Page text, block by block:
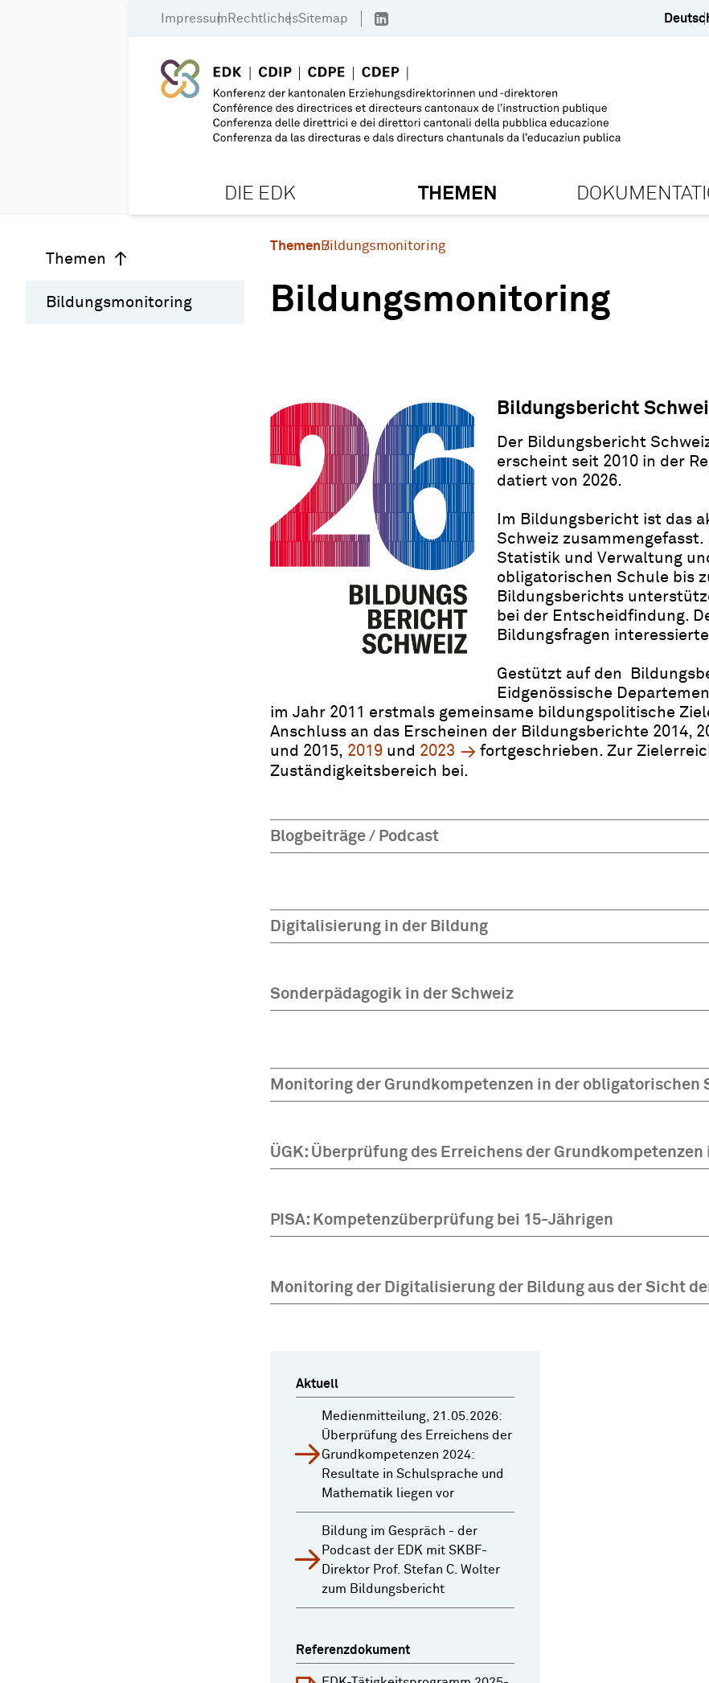
Impressum RechtlichesSitemap
DIE EDK THEMEN
Themen
Bildungsmonitoring
Themen Bildungsmonitoring
Bildungsmonitoring
Bildungsbericht
Der Bildungsbericht
erscheint seit 2010 in der
datiert von 2026.
Im Bildungsbericht ist das
Schweiz
Statistik und Verwaltung
obligatorischen Schule bis
Bildungsberichts
bei der Entscheidfindung.
Bildungsfragen
Gestützt auf den
Eidgenössische
im Jahr 2011 erstmals gemeinsame bildungspolitische
Anschluss an das Erscheinen der Bildungsberichte 2014,
und 2015, 2019 und 2023
fortgeschrieben. Zur
Zuständigkeitsbereich bei.
Blogbeiträge / Podcast
Digitalisierung in der Bildung
Sonderpädagogik in der Schweiz
Monitoring der Grundkompetenzen in der obligatorischen
ÜGK: Überprüfung des Erreichens der
PISA: Kompetenzüberprüfung bei 15-Jährigen
Monitoring der Digitalisierung der Bildung aus der Sicht
Aktuell
Medienmitteilung, 21.05.2026:
Überprüfung des Erreichens der
Grundkompetenzen 2024:
Resultate in Schulsprache und
Mathematik liegen vor
Bildung im Gespräch - der
Podcast der EDK mit SKBF-
Direktor Prof. Stefan C. Wolter
zum Bildungsbericht
Referenzdokument